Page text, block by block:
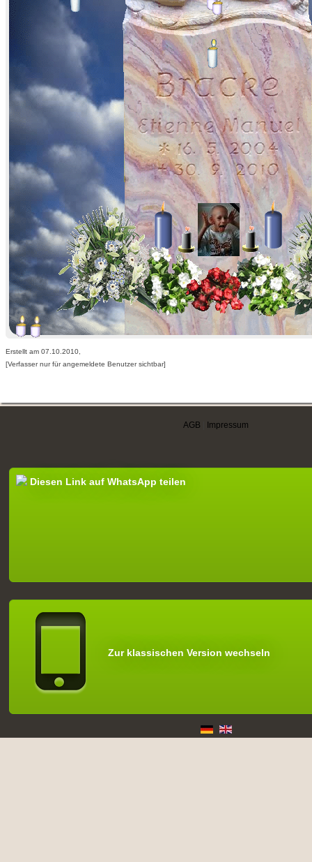
Erstellt am 07.10.2010,
[Verfasser nur für angemeldete Benutzer sichtbar]
AGB Impressum
Diesen Link auf WhatsApp teilen
Zur klassischen Version wechseln